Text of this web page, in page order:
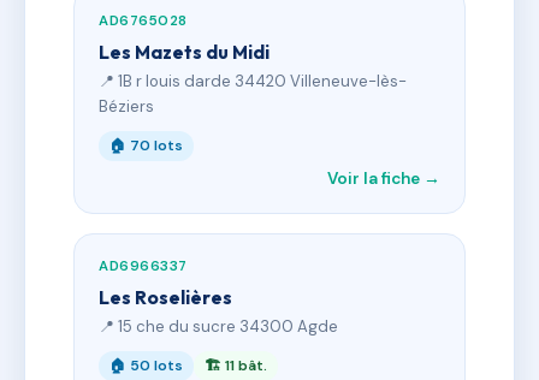
AD6765028
Les Mazets du Midi
📍 1B r louis darde 34420 Villeneuve-lès-
Béziers
🏠 70 lots
Voir la fiche →
AD6966337
Les Roselières
📍 15 che du sucre 34300 Agde
🏠 50 lots 🏗 11 bât.